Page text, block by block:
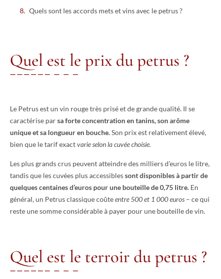
Quels sont les accords mets et vins avec le petrus ?
Quel est le prix du petrus ?
Le Petrus est un vin rouge très prisé et de grande qualité. Il se
caractérise parsa forte concentration en tanins, son arôme
unique et sa longueur en bouche.Son prix est relativement élevé,
bien que le tarif exactvarie selon la cuvée choisie.
Les plus grands crus peuvent atteindre des milliers d’euros le litre,
tandis que les cuvées plus accessiblessont disponibles à partir de
quelques centaines d’euros pour une bouteille de 0,75 litre. En
général, un Petrus classique coûteentre 500 et 1 000 euros – ce qui
reste une somme considérable à payer pour une bouteille de vin.
Quel est le terroir du petrus ?